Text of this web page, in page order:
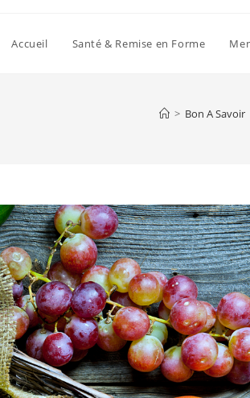
Accueil Santé & Remise en Forme
> Bon A Savoir